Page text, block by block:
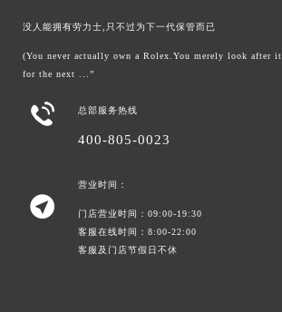
没人能拥有劳力士,只不过为下一代保管而已
(You never actually own a Rolex.You merely look after it
for the next ...”
 总部服务热线
400-805-0023

营业时间：
门店营业时间：09:00-19:30
客服在线时间：8:00-22:00
客服及门店节假日不休